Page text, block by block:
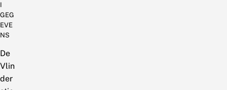
I
GEG
EVE
NS
De
Vlin
der